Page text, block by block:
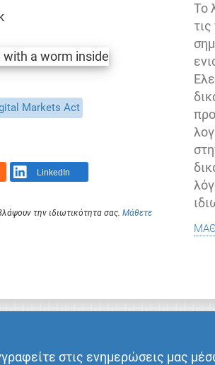
Markets Act
LinkedIn
την ιδιωτικότητα σας. Μάθετε
Το
στις ενημερώσεις μας